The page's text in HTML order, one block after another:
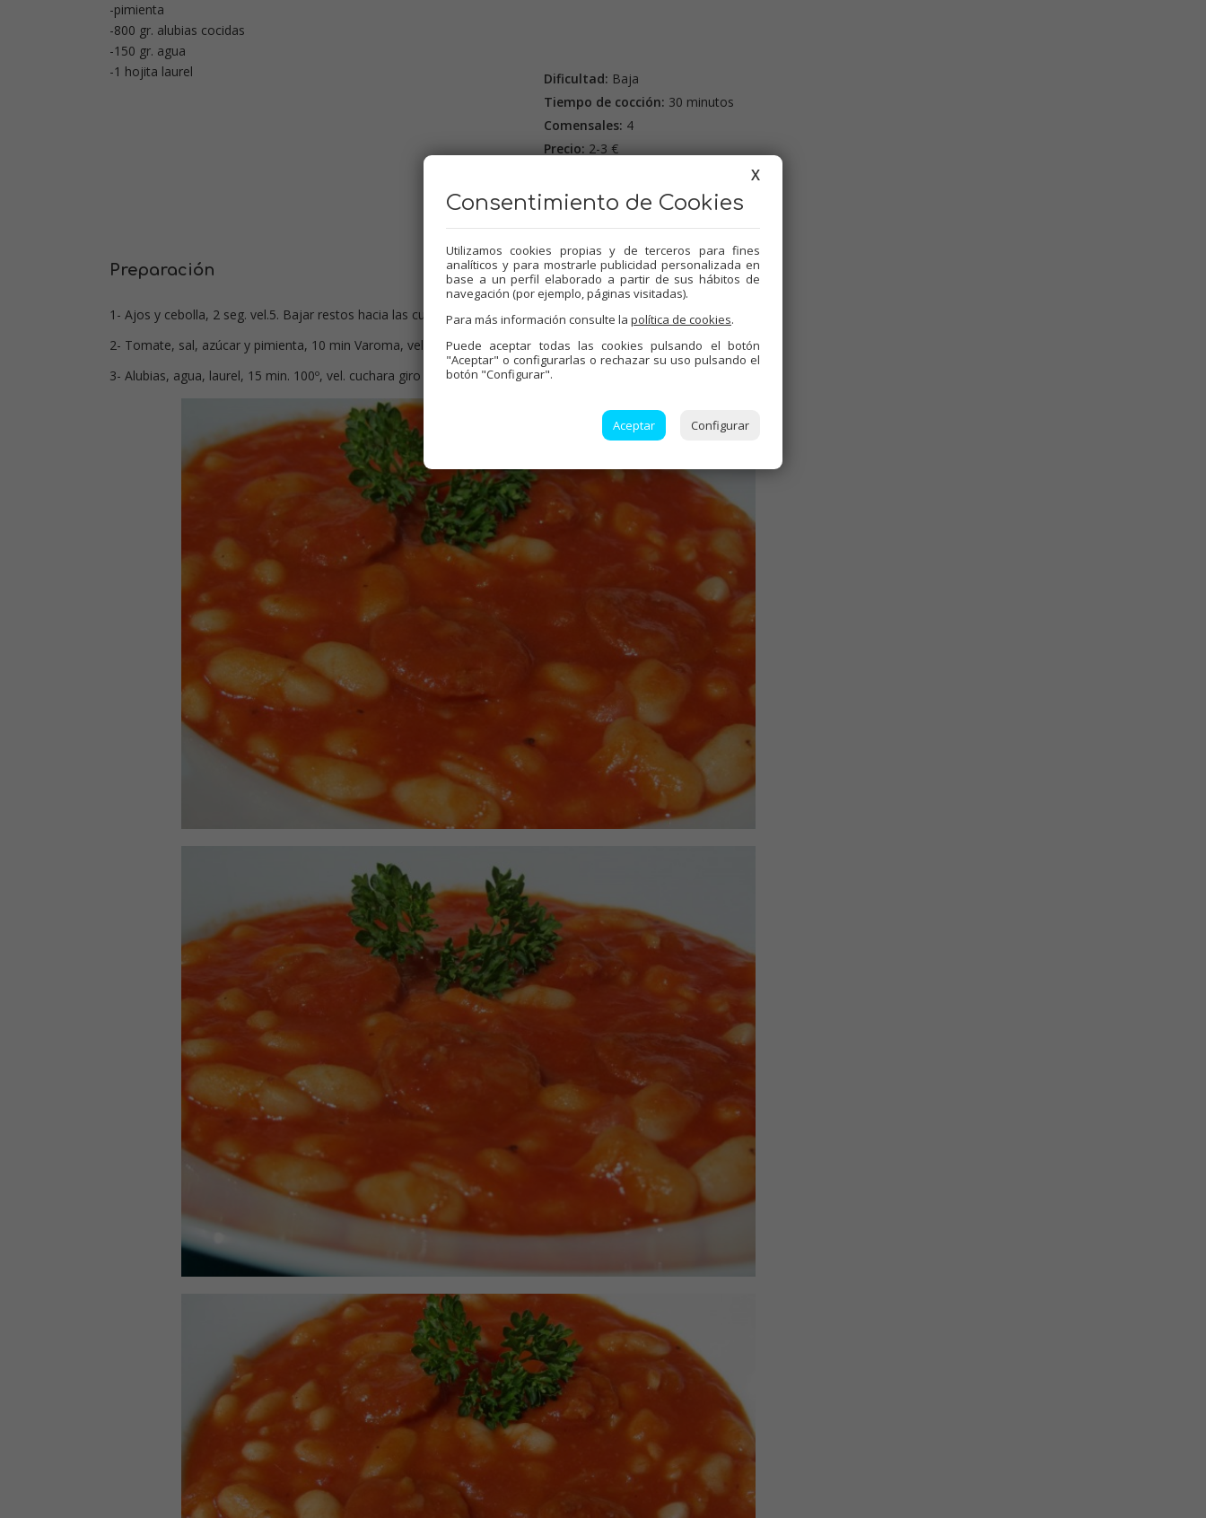
-pimienta
-800 gr. alubias cocidas
-150 gr. agua
-1 hojita laurel
Dificultad: Baja
Tiempo de cocción: 30 minutos
Comensales: 4
Precio: 2-3 €
Thermomix, Platos de cuchara,
Recetas para olla GM,Tradicional,
Primeros platos,Mambo
Preparación
1- Ajos y cebolla, 2 seg. vel.5. Bajar restos hacia las cuchillas, añadir el aceite y chorizo, 6 min. Varoma, vel.cuchara.
2- Tomate, sal, azúcar y pimienta, 10 min Varoma, vel. cuchara, giro izda.
3- Alubias, agua, laurel, 15 min. 100º, vel. cuchara giro izda.
X
Consentimiento de Cookies
Utilizamos cookies propias y de terceros para fines
analíticos y para mostrarle publicidad personalizada en
base a un perfil elaborado a partir de sus hábitos de
navegación (por ejemplo, páginas visitadas).
Para más información consulte la política de cookies.
Puede aceptar todas las cookies pulsando el botón
"Aceptar" o configurarlas o rechazar su uso pulsando el
botón "Configurar".
Aceptar Configurar